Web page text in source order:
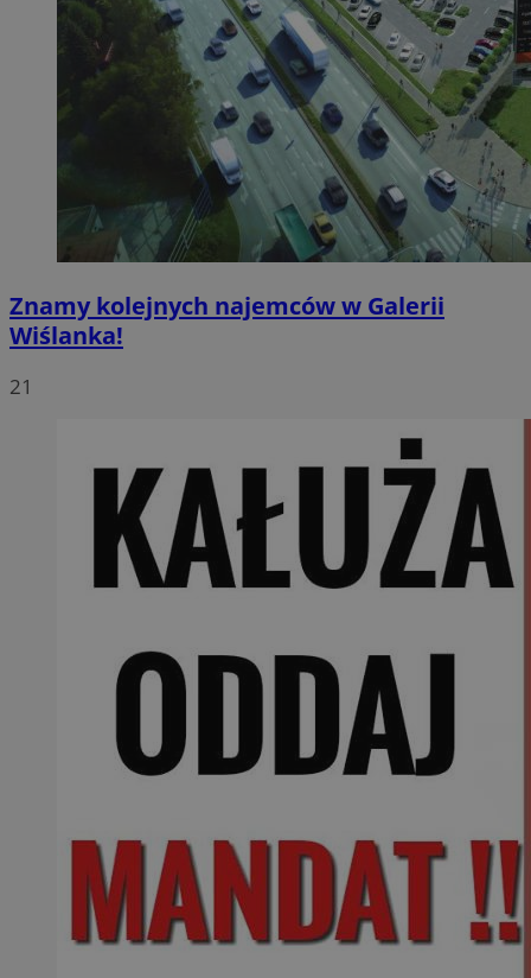
Znamy kolejnych najemców w Galerii
Wiślanka!
21